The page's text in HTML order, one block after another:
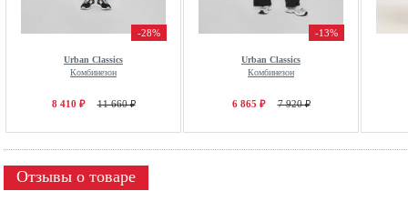
-28%
Urban Classics
Комбинезон
8 410 ₽ 11 660 ₽
-13%
Urban Classics
Комбинезон
6 865 ₽ 7 920 ₽
Отзывы о товаре